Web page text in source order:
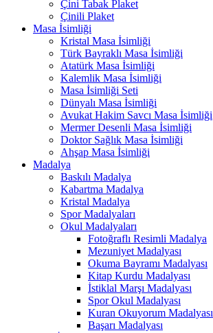
Çini Tabak Plaket
Çinili Plaket
Masa İsimliği
Kristal Masa İsimliği
Türk Bayraklı Masa İsimliği
Atatürk Masa İsimliği
Kalemlik Masa İsimliği
Masa İsimliği Seti
Dünyalı Masa İsimliği
Avukat Hakim Savcı Masa İsimliği
Mermer Desenli Masa İsimliği
Doktor Sağlık Masa İsimliği
Ahşap Masa İsimliği
Madalya
Baskılı Madalya
Kabartma Madalya
Kristal Madalya
Spor Madalyaları
Okul Madalyaları
Fotoğraflı Resimli Madalya
Mezuniyet Madalyası
Okuma Bayramı Madalyası
Kitap Kurdu Madalyası
İstiklal Marşı Madalyası
Spor Okul Madalyası
Kuran Okuyorum Madalyası
Başarı Madalyası